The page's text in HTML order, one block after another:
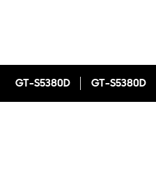
GT-S5380D GT-S5380D